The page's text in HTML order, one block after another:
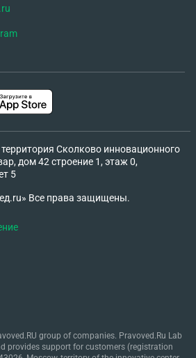
Сколково инновационного
дом 42 строение 1, этаж 0,
5
Все права защищены.
group of companies. Pravoved.Ru Lab
provides support for customers (registration